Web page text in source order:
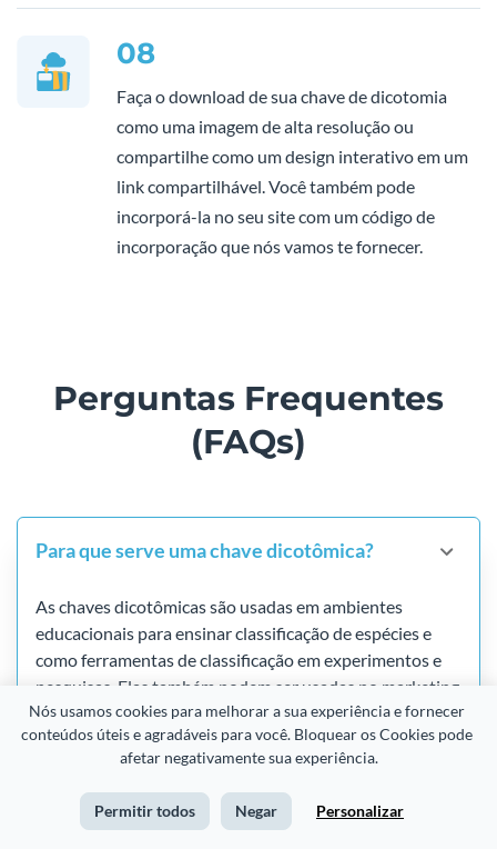
Nós usamos cookies para melhorar a sua experiência e fornecer
conteúdos úteis e agradáveis para você. Bloquear os Cookies pode
afetar negativamente sua experiência.
Permitir todos Negar Personalizar
08
Faça o download de sua chave de dicotomia
como uma imagem de alta resolução ou
compartilhe como um design interativo em um
link compartilhável. Você também pode
incorporá-la no seu site com um código de
incorporação que nós vamos te fornecer.
Perguntas Frequentes
(FAQs)
Para que serve uma chave dicotômica?
As chaves dicotômicas são usadas em ambientes
educacionais para ensinar classificação de espécies e
como ferramentas de classificação em experimentos e
pesquisas. Elas também podem ser usadas no marketing
de conteúdo para explicar ideias específicas e para
responder perguntas com as quais as pessoas possam
precisar de ajuda.